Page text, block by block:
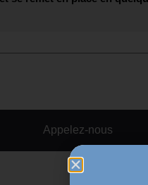
Appelez-nous